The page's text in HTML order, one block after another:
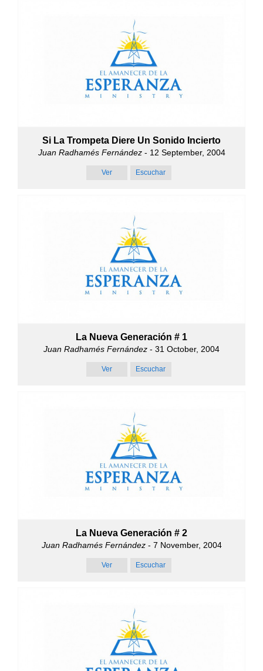
Si La Trompeta Diere Un Sonido Incierto
Juan Radhamés Fernández- 12 September, 2004
Ver Escuchar
La Nueva Generación # 1
Juan Radhamés Fernández - 31 October, 2004
Ver Escuchar
La Nueva Generación # 2
Juan Radhamés Fernández- 7 November, 2004
Ver Escuchar